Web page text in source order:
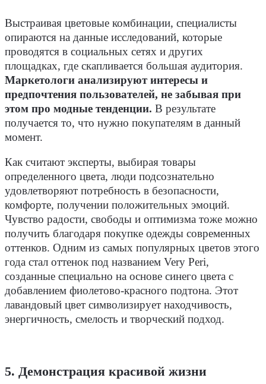
Выстраивая цветовые комбинации, специалисты
опираются на данные исследований, которые
проводятся в социальных сетях и других
площадках, где скапливается большая аудитория.
Маркетологи анализируют интересы и
предпочтения пользователей, не забывая при
этом про модные тенденции. В результате
получается то, что нужно покупателям в данный
момент.
Как считают эксперты, выбирая товары
определенного цвета, люди подсознательно
удовлетворяют потребность в безопасности,
комфорте, получении положительных эмоций.
Чувство радости, свободы и оптимизма тоже можно
получить благодаря покупке одежды современных
оттенков. Одним из самых популярных цветов этого
года стал оттенок под названием Very Peri,
созданные специально на основе синего цвета с
добавлением фиолетово-красного подтона. Этот
лавандовый цвет символизирует находчивость,
энергичность, смелость и творческий подход.
5. Демонстрация красивой жизни